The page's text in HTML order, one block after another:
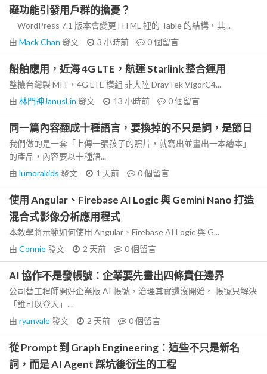
礙功能引發用戶群的擔憂？
WordPress 7.1 版本會變更 HTML 裡的 Table 的結構，其...
由 Mack Chan 發文 3 小時前 0個留言
船舶應用，近海 4G LTE，航運 Starlink 整合運用
整機台灣製 MIT，4G LTE 模組 非大陸 DrayTek VigorC4...
由 林門神JanusLin 發文 13 小時前 0個留言
同一篇內容翻成十種語言，要換掉的不只是詞，是節日
我們做的是一套「上傳一張孩子的照片，就寫出並畫出一本繪本」
的產品，內容要以十種語...
由 lumorakids 發文 1 天前 0個留言
使用 Angular、Firebase AI Logic 與 Gemini Nano 打造
混合式影像分析應用程式
本教學將示範如何使用 Angular、Firebase AI Logic 與 G...
由 Connie發文 2 天前 0個留言
AI 協作不是發帳號：企業要先畫出四條責任邊界
公司替工程師開好企業版 AI 帳號，治理其實還沒開始。 帳號只解決
「誰可以登入」...
由 ryanvale發文 2 天前 0個留言
從 Prompt 到 Graph Engineering：這些不只是新名
詞，而是 AI Agent 踩坑後衍生的工程